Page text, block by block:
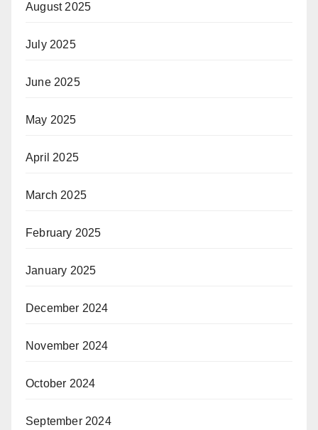
August 2025
July 2025
June 2025
May 2025
April 2025
March 2025
February 2025
January 2025
December 2024
November 2024
October 2024
September 2024